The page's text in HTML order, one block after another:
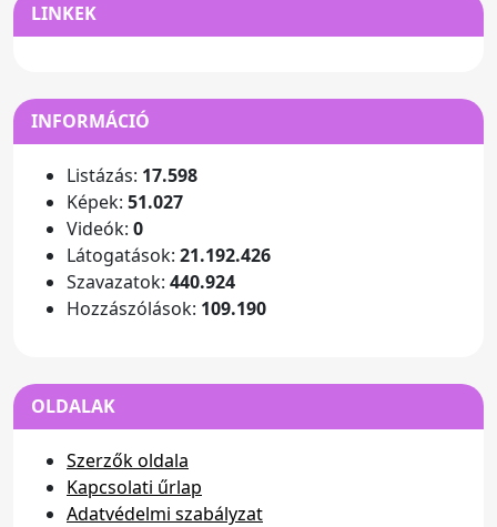
LINKEK
INFORMÁCIÓ
Listázás: 17.598
Képek: 51.027
Videók: 0
Látogatások: 21.192.426
Szavazatok: 440.924
Hozzászólások: 109.190
OLDALAK
Szerzők oldala
Kapcsolati űrlap
Adatvédelmi szabályzat